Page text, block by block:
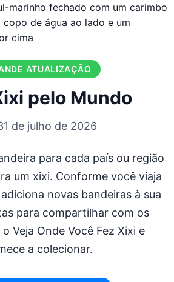
ATUALIZAÇÃO
pelo Mundo
de julho de 2026
para cada país ou região
um xixi. Conforme você viaja
novas bandeiras à sua
para compartilhar com os
Veja Onde Você Fez Xixi e
a colecionar.